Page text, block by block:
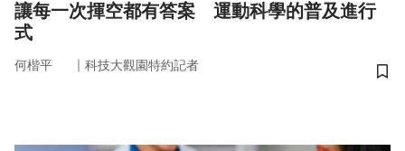
讓每一次揮空都有答案 運動科學的普及進行
式
何楷平 ｜ 科技大觀園特約記者
儲